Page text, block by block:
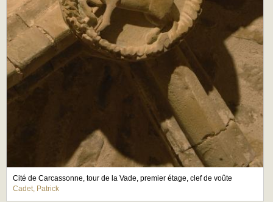
Cité de Carcassonne, tour de la Vade, premier étage, clef de voûte
Cadet, Patrick